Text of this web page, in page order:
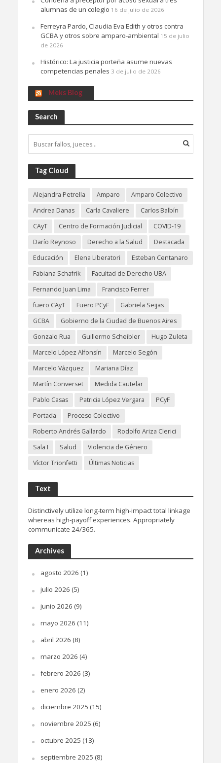
alumnas de un colegio 16 de julio de 2026
Ferreyra Pardo, Claudia Eva Edith y otros contra
GCBA y otros sobre amparo-ambiental 15 de julio
de 2026
Histórico: La justicia porteña asume nuevas
competencias penales 3 de julio de 2026
Meks Blog
Search
Tag Cloud
Alejandra Petrella Amparo
Amparo Colectivo
Andrea Danas
Carla Cavaliere
Carlos Balbín
CAyT
Centro de Formación Judicial
COVID-19
Darío Reynoso
Derecho a la Salud
Destacada
Educación
Elena Liberatori
Esteban Centanaro
Fabiana Schafrik
Facultad de Derecho UBA
Fernando Juan Lima
Francisco Ferrer
fuero CAyT
Fuero PCyF
Gabriela Seijas
GCBA
Gobierno de la Ciudad de Buenos Aires
Gonzalo Rua
Guillermo Scheibler
Hugo Zuleta
Marcelo López Alfonsín
Marcelo Segón
Marcelo Vázquez
Mariana Díaz
Martín Converset
Medida Cautelar
Pablo Casas
Patricia López Vergara
PCyF
Portada
Proceso Colectivo
Roberto Andrés Gallardo
Rodolfo Ariza Clerici
Sala I
Salud
Violencia de Género
Víctor Trionfetti
Últimas Noticias
Text
Distinctively utilize long-term high-impact total linkage
whereas high-payoff experiences. Appropriately
communicate 24/365.
Archives
agosto 2026 (1)
julio 2026 (5)
junio 2026 (9)
mayo 2026 (11)
abril 2026 (8)
marzo 2026 (4)
febrero 2026 (3)
enero 2026 (2)
diciembre 2025 (15)
noviembre 2025 (6)
octubre 2025 (13)
septiembre 2025 (8)